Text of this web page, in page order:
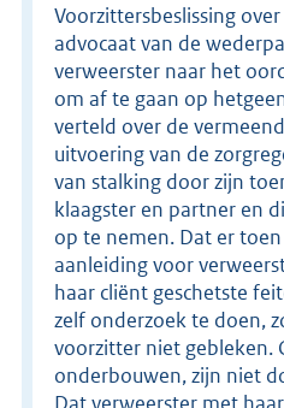
Voorzittersbeslissing
advocaat van de
verweerster naar het
om af te gaan op
verteld over de
uitvoering van de
van stalking door zijn
klaagster en partner en
op te nemen. Dat er
aanleiding voor
haar cliënt geschetste
zelf onderzoek te doen,
voorzitter niet gebleken.
onderbouwen, zijn niet
Dat verweerster met